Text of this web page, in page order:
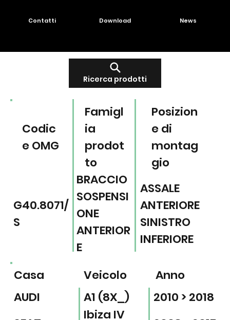
Ricerca prodotti
Contatti Download News
Posizion
e di
montag
gio
Famigl
ia
prodot
to
Codic
e OMG
ASSALE
ANTERIORE
SINISTRO
INFERIORE
BRACCIO
SOSPENSI
ONE
ANTERIOR
E
G40.8071/
S
Veicolo Anno
Casa
AUDI
A1 (8X_)
2010 > 2018
Ibiza IV